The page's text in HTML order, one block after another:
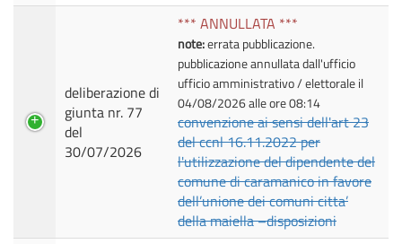
deliberazione di
giunta nr. 77
del
30/07/2026
*** ANNULLATA ***
note:errata pubblicazione.
pubblicazione annullata dall'ufficio
ufficio amministrativo / elettorale il
04/08/2026 alle ore 08:14
convenzione ai sensi dell'art 23
del ccnl 16.11.2022 per
l'utilizzazione del dipendente del
comune di caramanico in favore
dell’unione dei comuni citta’
della maiella –disposizioni